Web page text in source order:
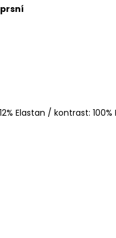
Elastan / kontrast: